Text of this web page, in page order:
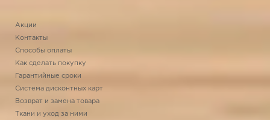
Акции
Контакты
Способы оплаты
Как сделать покупку
Гарантийные сроки
Система дисконтных карт
Возврат и замена товара
Ткани и уход за ними